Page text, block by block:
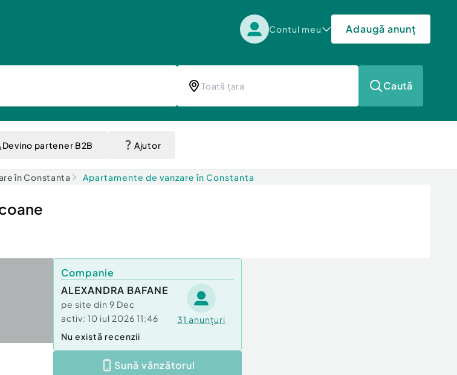
Contul meu Adaugă anunț
Caută
Devino partener B2B Ajutor
în Constanta Apartamente de vanzare în Constanta
Companie
ALEXANDRA BAFANE
pe site din 9 Dec
activ: 10 iul 2026 11:46 31 anunțuri
Nu există recenzii
Sună vânzătorul